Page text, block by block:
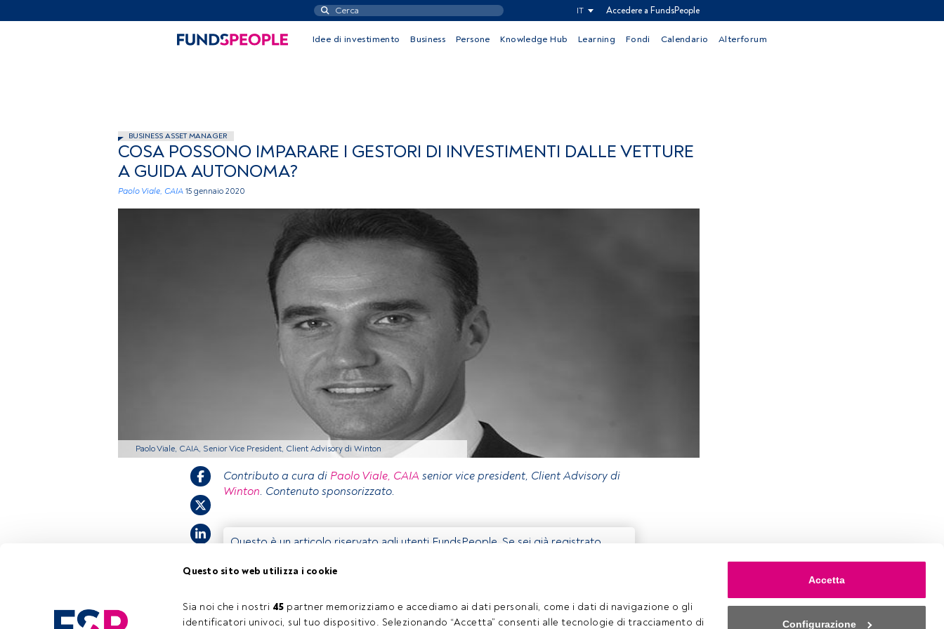
Questo sito web utilizza i cookie
Sia noi che i nostri 45 partner memorizziamo e accediamo ai dati personali, come i dati di navigazione o gli
identificatori univoci, sul tuo dispositivo. Selezionando “Accetta” consenti alle tecnologie di tracciamento di
Accetta
Configurazione
IT Accedere a FundsPeople
Idee di investimento Business Persone Knowledge Hub Learning Fondi Calendario Alterforum
BUSINESS ASSET MANAGER
COSA POSSONO IMPARARE I GESTORI DI INVESTIMENTI DALLE VETTURE
A GUIDA AUTONOMA?
Paolo Viale, CAIA 15 gennaio 2020
Paolo Viale, CAIA, Senior Vice President, Client Advisory di Winton
Contributo a cura di Paolo Viale, CAIA senior vice president, Client Advisory di
Winton. Contenuto sponsorizzato.
Questo è un articolo riservato agli utenti FundsPeople. Se sei già registrato,
registrarti per scoprire tutti i contenuti che FundsPeople ha da offrire.